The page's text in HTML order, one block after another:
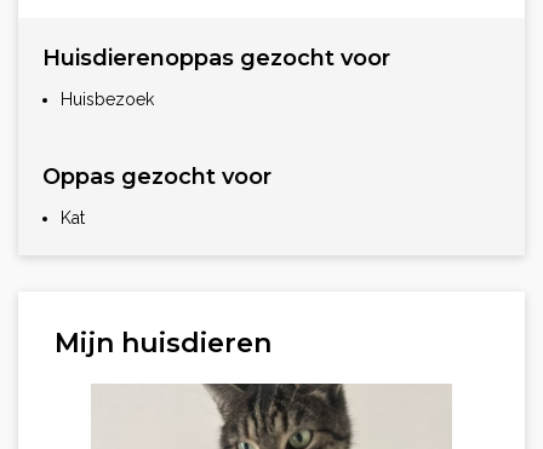
Huisdierenoppas gezocht voor
Huisbezoek
Oppas gezocht voor
Kat
Mijn huisdieren